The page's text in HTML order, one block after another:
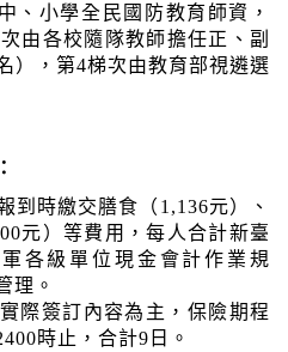
、小學全民國防教育師資，
由各校隨隊教師擔任正、副
），第4梯次由教育部視遴選
到時繳交膳食（1,136元）、
元）等費用，每人合計新臺
各級單位現金會計作業規
理。
際簽訂內容為主，保險期程
時止，合計9日。